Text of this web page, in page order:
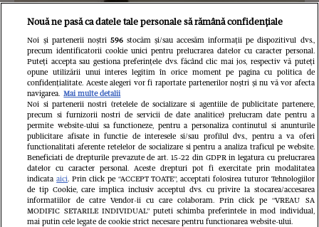
Ioana Ginghină, emoții înainte de
Nouă ne pasă ca datele tale personale să rămână confidențiale
Noi și partenerii noștri 596stocăm și/sau accesăm informații pe dispozitivul dvs.,
precum identificatorii cookie unici pentru prelucrarea datelor cu caracter personal.
Puteți accepta sau gestiona preferințele dvs. făcând clic mai jos, respectiv vă puteți
opune utilizării unui interes legitim în orice moment pe pagina cu politica de
confidențialitate. Aceste alegeri vor fi raportate partenerilor noștri și nu vă vor afecta
navigarea. Mai multe detalii
Noi si partenerii nostri (retelele de socializare si agentiile de publicitate partenere,
precum si furnizorii nostri de servicii de date analitice) prelucram date pentru a
permite website-ului sa functioneze, pentru a personaliza continutul si anunturile
publicitare afisate in functie de interesele si/sau profilul dvs., pentru a va oferi
functionalitati aferente retelelor de socializare si pentru a analiza traficul pe website.
Beneficiati de drepturile prevazute de art. 15-22 din GDPR in legatura cu prelucrarea
datelor cu caracter personal. Aceste drepturi pot fi exercitate prin modalitatea
indicataaici. Prin click pe “ACCEPT TOATE”, acceptati folosirea tuturor Tehnologiilor
de tip Cookie, care implica inclusiv acceptul dvs. cu privire la stocarea/accesarea
informatiilor de catre Vendor-ii cu care colaboram. Prin click pe “VREAU SA
MODIFIC SETARILE INDIVIDUAL” puteti schimba preferintele in mod individual,
mai putin cele legate de cookie strict necesare pentru functionarea website-ului.